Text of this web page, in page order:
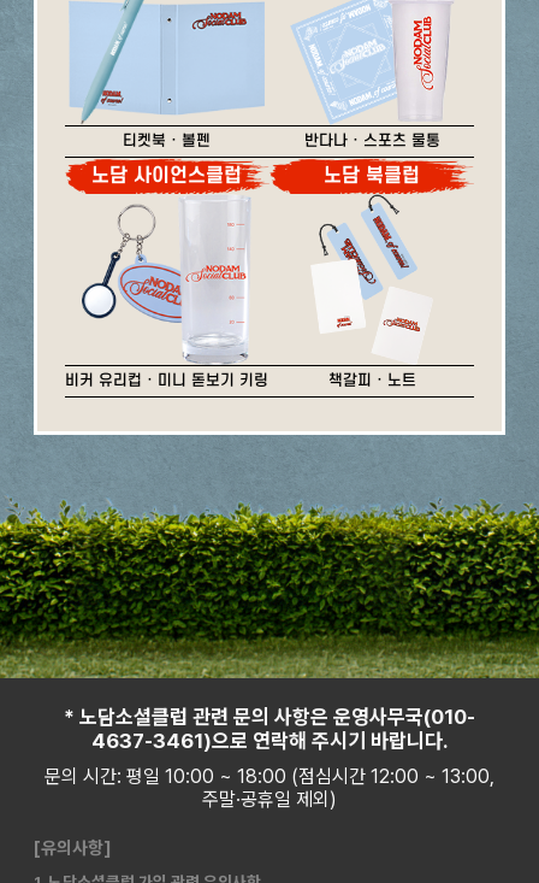
티켓북 · 볼펜 반다나 · 스포츠 물통
노담 사이언스클럽
비커 유리컵 · 미니 돋보기 키링
노담 북클럽
책갈피 · 노트
* 노담소셜클럽 관련 문의 사항은 운영사무국(010-
4637-3461)으로 연락해 주시기 바랍니다.
문의 시간: 평일 10:00 ~ 18:00 (점심시간 12:00 ~ 13:00,
주말·공휴일 제외)
[유의사항]